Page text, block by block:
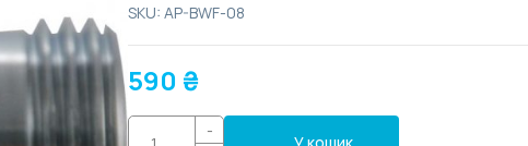
SKU: AP-BWF-08
590 ₴
-